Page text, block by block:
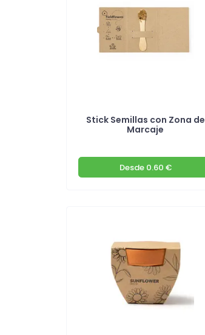
Stick Semillas con Zona de
Marcaje
Desde0.60 €